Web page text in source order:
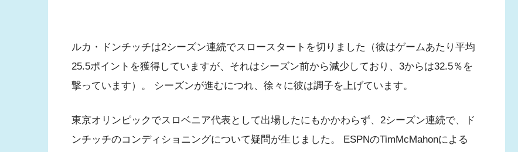
ルカ・ドンチッチは2シーズン連続でスロースタートを切りました（彼はゲームあたり平均
25.5ポイントを獲得していますが、それはシーズン前から減少しており、3からは32.5％を
撃っています）。 シーズンが進むにつれ、徐々に彼は調子を上げています。
東京オリンピックでスロベニア代表として出場したにもかかわらず、2シーズン連続で、ド
ンチッチのコンディショニングについて疑問が生じました。 ESPNのTimMcMahonによる